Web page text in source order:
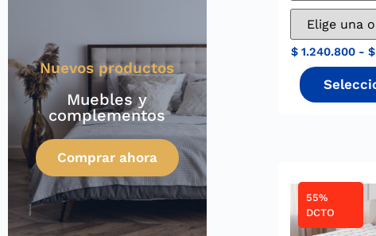
Nuevos productos
Muebles y
complementos
Comprar ahora
$ 1.240.800 - $
55%
DCTO